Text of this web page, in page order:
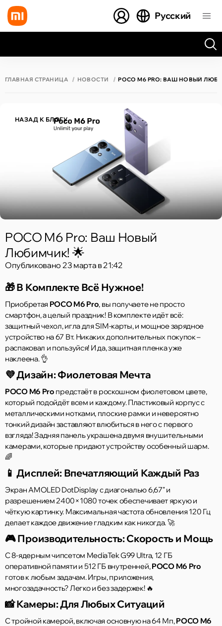
Русский
ГЛАВНАЯ СТРАНИЦА НОВОСТИ POCO M6 PRO: ВАШ НОВЫЙ
НАЗАД К БЛОГУ
POCO M6 Pro: Ваш Новый
Любимчик! 🌟
Опубликовано 23 марта в 21:42
🎁 В Комплекте Всё Нужное!
Приобретая POCO M6 Pro, вы получаете не просто
смартфон, а целый праздник! В комплекте идёт всё:
защитный чехол, игла для SIM-карты, и мощное зарядное
устройство на 67 Вт. Никаких дополнительных покупок –
распаковал и пользуйся! И да, защитная пленка уже
наклеена. 👌
💜 Дизайн: Фиолетовая Мечта
POCO M6 Pro предстаёт в роскошном фиолетовом цвете,
который подойдёт всем и каждому. Пластиковый корпус с
металлическими нотками, плоские рамки и невероятно
тонкий дизайн заставляют влюбиться в него с первого
взгляда! Задняя панель украшена двумя внушительными
камерами, которые придают устройству особенный шарм.
🌈
📱 Дисплей: Впечатляющий Каждый Раз
Экран AMOLED DotDisplay с диагональю 6,67" и
разрешением 2400×1080 точек обеспечивает яркую и
чёткую картинку. Максимальная частота обновления 120 Гц
делает каждое движение гладким как никогда. 🚀
🎮 Производительность: Скорость и Мощь
С 8-ядерным чипсетом MediaTek G99 Ultra, 12 ГБ
оперативной памяти и 512 ГБ внутренней,POCO M6 Pro
готов к любым задачам. Игры, приложения,
многозадачность? Легко и без задержек! 🔥
📸 Камеры: Для Любых Ситуаций
С тройной камерой, включая основную на 64 Мп,POCO M6